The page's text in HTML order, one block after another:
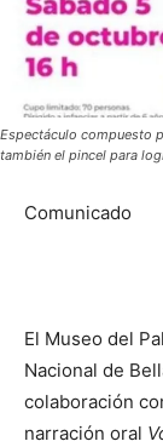
Espectáculo compuesto
también el pincel para
Comunicado
El Museo del
Nacional de
colaboración
narración oral